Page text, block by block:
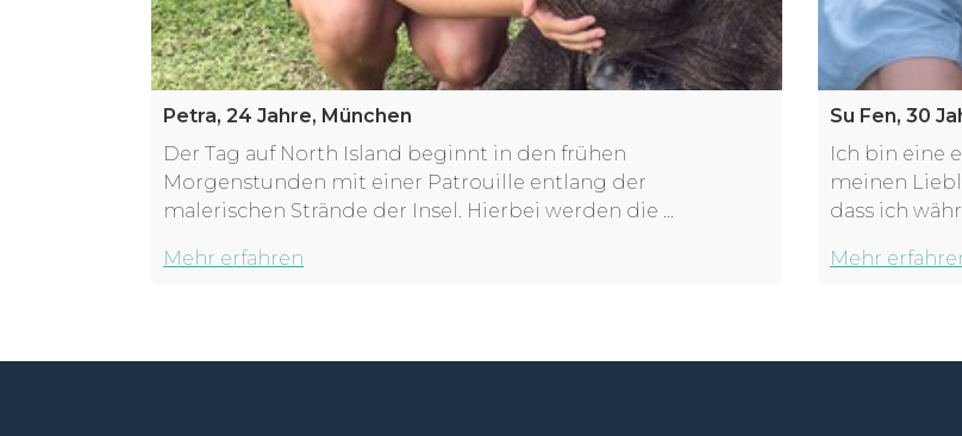
Petra, 24 Jahre, München
Der Tag auf North Island beginnt in den frühen
Morgenstunden mit einer Patrouille entlang der
malerischen Strände der Insel. Hierbei werden die ...
Mehr erfahren
Su Fen, 30
Ich bin eine
meinen
dass ich
Mehr